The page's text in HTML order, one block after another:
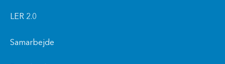
LER 2.0
Samarbejde